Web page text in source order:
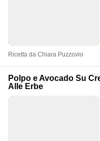
Ricetta da Chiara Puzzovio
Polpo e Avocado Su
Alle Erbe